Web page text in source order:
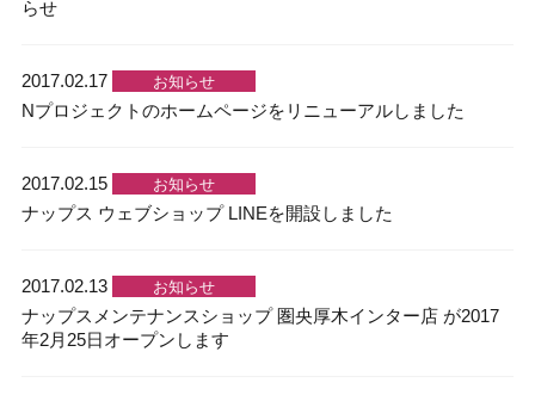
らせ
2017.02.17 お知らせ
Nプロジェクトのホームページをリニューアルしました
2017.02.15 お知らせ
ナップス ウェブショップ LINEを開設しました
2017.02.13 お知らせ
ナップスメンテナンスショップ 圏央厚木インター店 が2017
年2月25日オープンします